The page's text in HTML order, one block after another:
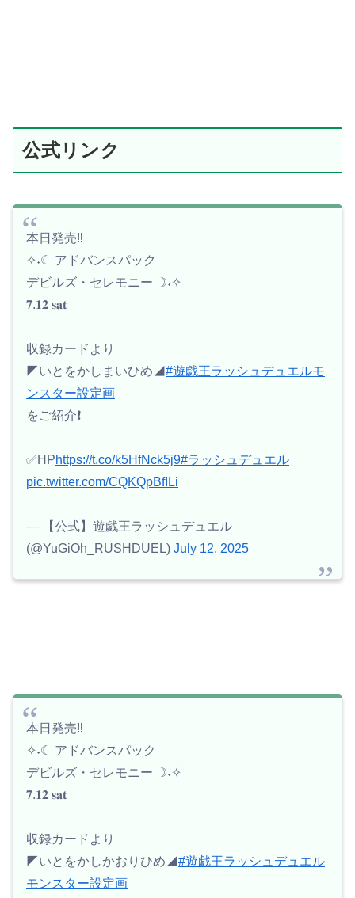
公式リンク
本日発売‼️
✧˖☾ アドバンスパック
デビルズ・セレモニー ☽˖✧
𝟕.𝟏𝟐 𝐬𝐚𝐭
収録カードより
◤いとをかしまいひめ◢#遊戯王ラッシュデュエルモ
ンスター設定画
をご紹介❗️
✅HPhttps://t.co/k5HfNck5j9#ラッシュデュエル
pic.twitter.com/CQKQpBfILi
— 【公式】遊戯王ラッシュデュエル
(@YuGiOh_RUSHDUEL) July 12, 2025
本日発売‼️
✧˖☾ アドバンスパック
デビルズ・セレモニー ☽˖✧
𝟕.𝟏𝟐 𝐬𝐚𝐭
収録カードより
◤いとをかしかおりひめ◢#遊戯王ラッシュデュエル
モンスター設定画